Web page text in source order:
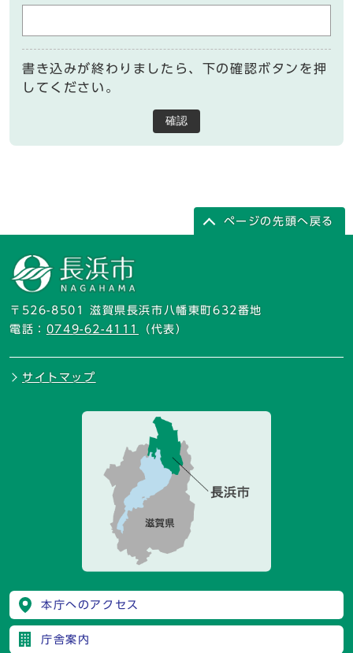
書き込みが終わりましたら、下の確認ボタンを押
してください。
確認
ページの先頭へ戻る
〒526-8501 滋賀県長浜市八幡東町632番地
電話： 0749-62-4111 （代表）
サイトマップ
本庁へのアクセス
庁舎案内